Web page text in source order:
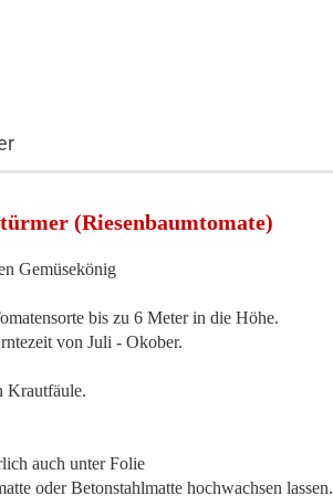
(Riesenbaumtomate)
Gemüsekönig
bis zu 6 Meter in die Höhe.
von Juli - Okober.
Krautfäule.
auch unter Folie
oder Betonstahlmatte hochwachsen lassen.